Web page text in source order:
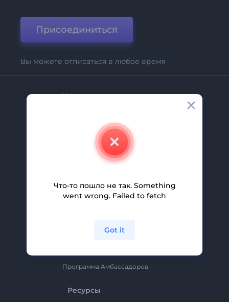
Присоединиться
Вы можете отписаться в любое время
Компания
Свяжитесь С Нами
Помощь И Поддержка
Партнерская Программа
Политика Конфиденциальности
Программа Амбассадоров
Ресурсы
Что-то пошло не так. Something
went wrong. Failed to fetch
Got it